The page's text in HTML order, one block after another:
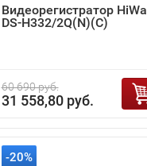
Видеорегистратор
DS-H332/2Q(N)(C)
60 690 руб.
31 558,80 руб.
-20%